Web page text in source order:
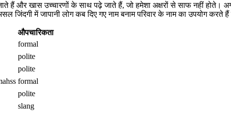
हैं और खास उच्चारणों के साथ पढ़े जाते हैं, जो हमेशा अक्षरों से साफ नहीं होते।
में जापानी लोग कब दिए गए नाम बनाम परिवार के नाम का उपयोग करते
औपचारिकता
formal
polite
polite
formal
polite
slang